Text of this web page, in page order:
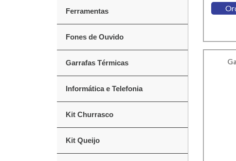
Ferramentas
Fones de Ouvido
Garrafas Térmicas
Informática e Telefonia
Kit Churrasco
Kit Queijo